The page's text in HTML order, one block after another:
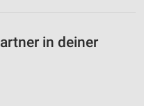
in deiner